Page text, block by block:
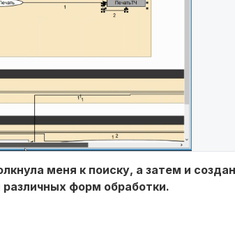
меня к поиску, а затем и
форм обработки.